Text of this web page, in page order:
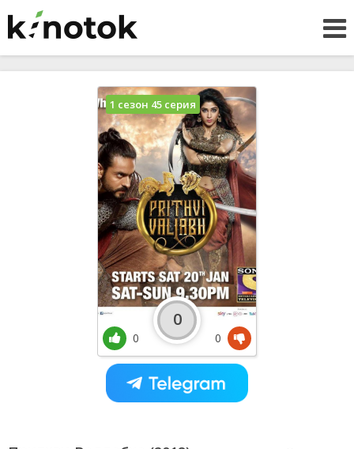
1 сезон 45 серия
0
0
0